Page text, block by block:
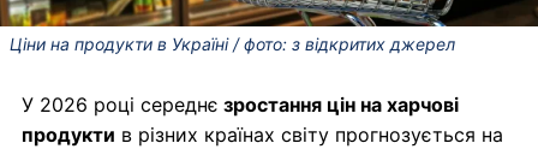
Ціни на продукти в Україні / фото: з відкритих джерел
У 2026 році середнє зростання цін на харчові
продукти в різних країнах світу прогнозується на